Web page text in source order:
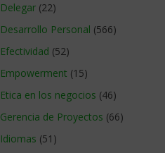
Delegar (22)
Desarrollo Personal (566)
Efectividad (52)
Empowerment (15)
Etica en los negocios (46)
Gerencia de Proyectos (66)
Idiomas (51)